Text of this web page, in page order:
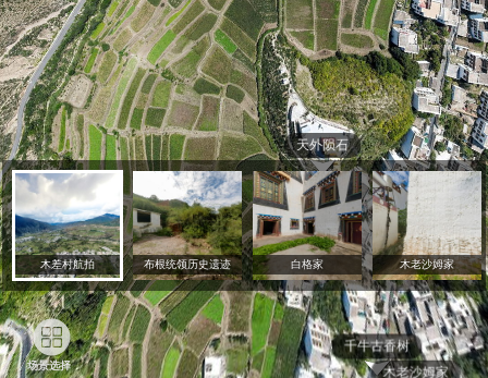
木差村航拍 布根统领历史遗迹 白格家 木老沙姆家
场景选择